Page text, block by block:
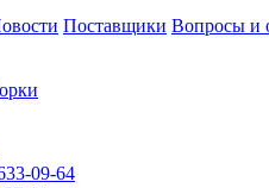
Поставщики Вопросы и
09-64